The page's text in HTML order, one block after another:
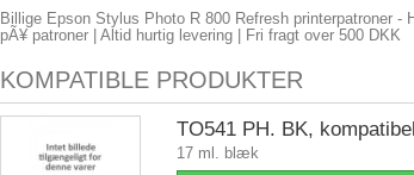
Billige Epson Stylus Photo R 800 Refresh printerpatroner
pÃ¥ patroner | Altid hurtig levering | Fri fragt over 500 DKK
KOMPATIBLE PRODUKTER
TO541 PH. BK,
17 ml. blæk